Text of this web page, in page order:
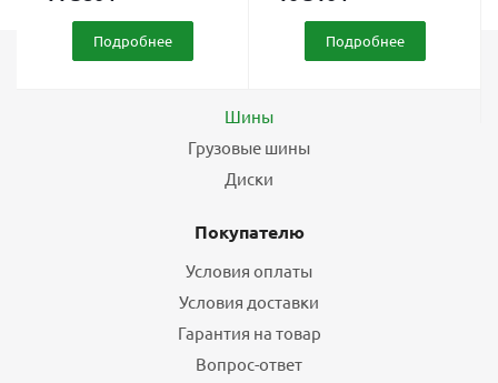
Подробнее Подробнее
Шины
Грузовые шины
Диски
Покупателю
Условия оплаты
Условия доставки
Гарантия на товар
Вопрос-ответ